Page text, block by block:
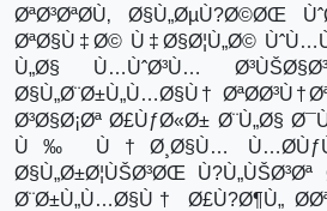
ØªØ³ØªØ­Ù‚
ØªØ§Ù‡Ø© Ù‡Ø§Ø¦Ù„Ø©
Ù„Ø§ Ù…ÙˆØ³Ù…
Ø§Ù„Ø¨Ø±Ù„Ù…Ø§Ù†
Ø³Ø§Ø¡Øª Ø£ÙƒØ«Ø± Ø¨Ù„Ø§
Ù‰ Ù†Ø¸Ø§Ù…
Ø§Ù„Ø±Ø¦ÙŠØ³ØŒ
Ø¨Ø±Ù„Ù…Ø§Ù† Ø£Ù?Ø¶Ù„